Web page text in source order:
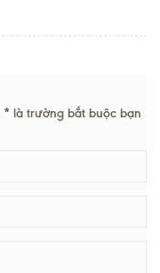
* là trường bắt buộc bạn